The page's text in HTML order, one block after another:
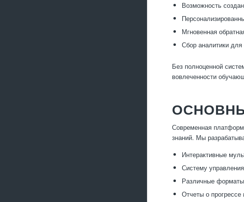
Возможность
Мгновенная
Сбор аналитики для
Без полноценной
вовлеченности
Современная
знаний. Мы
Интерактивные
Систему
Различные форматы
Отчеты о прогрессе